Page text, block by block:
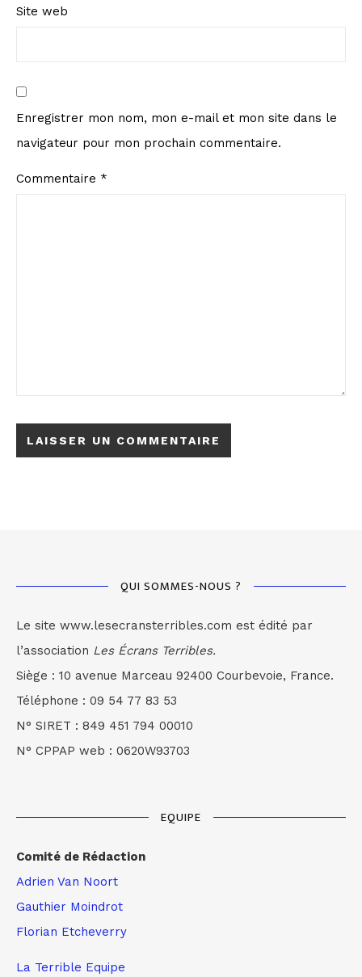
Site web
Enregistrer mon nom, mon e-mail et mon site dans le
navigateur pour mon prochain commentaire.
Commentaire *
QUI SOMMES-NOUS ?
Le site www.lesecransterribles.com est édité par
l’association Les Écrans Terribles.
Siège : 10 avenue Marceau 92400 Courbevoie, France.
Téléphone : 09 54 77 83 53
N° SIRET : 849 451 794 00010
N° CPPAP web : 0620W93703
EQUIPE
Comité de Rédaction
Adrien Van Noort
Gauthier Moindrot
Florian Etcheverry
La Terrible Equipe